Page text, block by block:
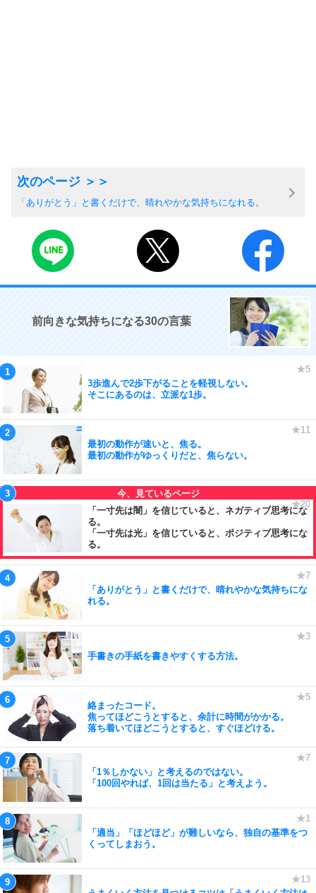
「ありがとう」と書くだけで、晴れやかな気持ちになれる。
前向きな気持ちになる30の言葉
3歩進んで2歩下がることを軽視しない。
そこにあるのは、立派な1歩。
最初の動作が速いと、焦る。
最初の動作がゆっくりだと、焦らない。
「一寸先は闇」を信じていると、ネガティブ思考にな
る。
「一寸先は光」を信じていると、ポジティブ思考にな
る。
「ありがとう」と書くだけで、晴れやかな気持ちにな
れる。
手書きの手紙を書きやすくする方法。
絡まったコード。
焦ってほどこうとすると、余計に時間がかかる。
落ち着いてほどこうとすると、すぐほどける。
「1％しかない」と考えるのではない。
「100回やれば、1回は当たる」と考えよう。
「適当」「ほどほど」が難しいなら、独自の基準をつ
くってしまおう。